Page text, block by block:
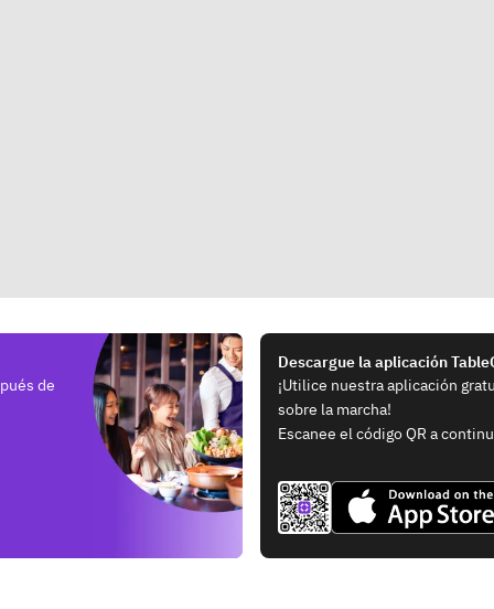
de
Descargue la aplicación
¡Utilice nuestra aplicación
sobre la marcha!
Escanee el código QR a